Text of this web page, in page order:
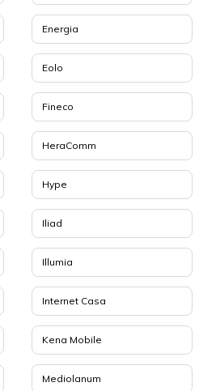
Energia
Eolo
Fineco
HeraComm
Hype
Iliad
Illumia
Internet Casa
Kena Mobile
Mediolanum